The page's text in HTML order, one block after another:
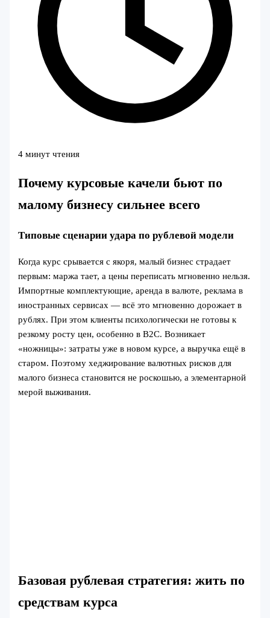
4 минут чтения
Почему курсовые качели бьют по
малому бизнесу сильнее всего
Типовые сценарии удара по рублевой модели
Когда курс срывается с якоря, малый бизнес страдает
первым: маржа тает, а цены переписать мгновенно нельзя.
Импортные комплектующие, аренда в валюте, реклама в
иностранных сервисах — всё это мгновенно дорожает в
рублях. При этом клиенты психологически не готовы к
резкому росту цен, особенно в B2C. Возникает
«ножницы»: затраты уже в новом курсе, а выручка ещё в
старом. Поэтому хеджирование валютных рисков для
малого бизнеса становится не роскошью, а элементарной
мерой выживания.
Базовая рублевая стратегия: жить по
средствам курса